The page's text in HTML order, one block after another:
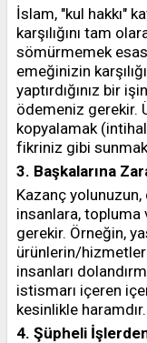
İslam, "kul hakkı"
karşılığını tam
sömürmemek
emeğinizin
yaptırdığınız bir
ödemeniz gerekir.
kopyalamak
fikriniz gibi
3. Başkalarına
Kazanç
insanlara, topluma
gerekir. Örneğin,
ürünlerin/
insanları
istismarı içeren
kesinlikle haramdır.
4. Şüpheli